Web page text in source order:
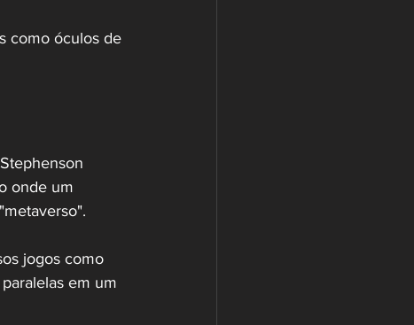
como óculos de
onde um
jogos como
em um